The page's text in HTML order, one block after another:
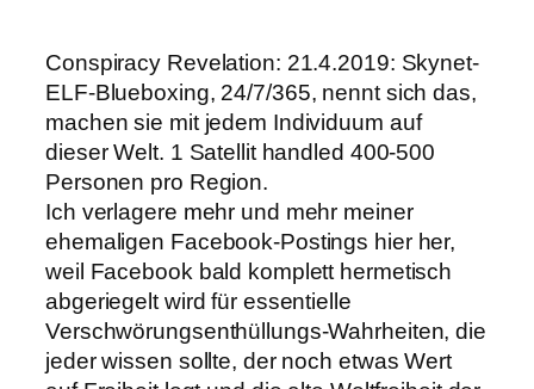
Conspiracy Revelation: 21.4.2019: Skynet-
ELF-Blueboxing, 24/7/365, nennt sich das,
machen sie mit jedem Individuum auf
dieser Welt. 1 Satellit handled 400-500
Personen pro Region.
Ich verlagere mehr und mehr meiner
ehemaligen Facebook-Postings hier her,
weil Facebook bald komplett hermetisch
abgeriegelt wird für essentielle
Verschwörungsenthüllungs-Wahrheiten, die
jeder wissen sollte, der noch etwas Wert